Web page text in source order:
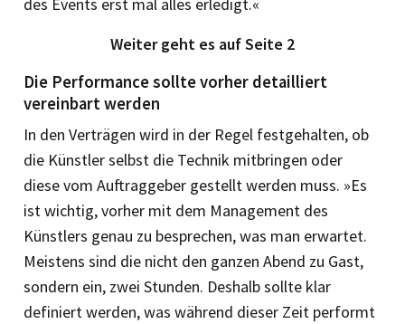
des Events erst mal alles erledigt.«
Weiter geht es auf Seite 2
Die Performance sollte vorher detailliert
vereinbart werden
In den Verträgen wird in der Regel festgehalten, ob
die Künstler selbst die Technik mitbringen oder
diese vom Auftraggeber gestellt werden muss. »Es
ist wichtig, vorher mit dem Management des
Künstlers genau zu besprechen, was man erwartet.
Meistens sind die nicht den ganzen Abend zu Gast,
sondern ein, zwei Stunden. Deshalb sollte klar
definiert werden, was während dieser Zeit performt